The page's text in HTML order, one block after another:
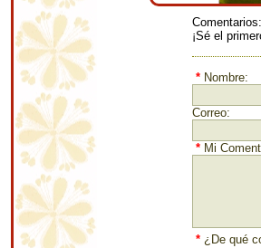
Comentarios:
¡Sé el
* Nombre:
Correo:
* Mi
* ¿De qué